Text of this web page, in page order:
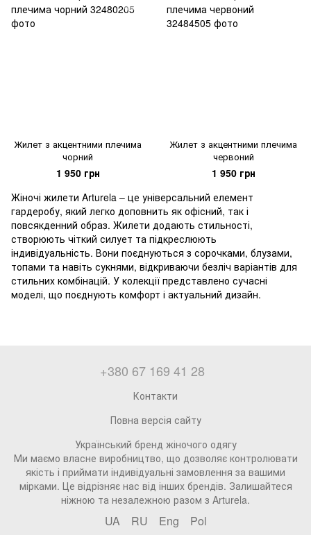
Жилет з акцентними плечима
чорний
1 950 грн
Жилет з акцентними плечима
червоний
1 950 грн
Жіночі жилети Arturela – це універсальний елемент
гардеробу, який легко доповнить як офісний, так і
повсякденний образ. Жилети додають стильності,
створюють чіткий силует та підкреслюють
індивідуальність. Вони поєднуються з сорочками, блузами,
топами та навіть сукнями, відкриваючи безліч варіантів для
стильних комбінацій. У колекції представлено сучасні
моделі, що поєднують комфорт і актуальний дизайн.
+380 67 169 41 28
Контакти
Повна версія сайту
Український бренд жіночого одягу
Ми маємо власне виробництво, що дозволяє контролювати
якість і приймати індивідуальні замовлення за вашими
мірками. Це відрізняє нас від інших брендів. Залишайтеся
ніжною та незалежною разом з Arturela.
UA RU Eng Pol